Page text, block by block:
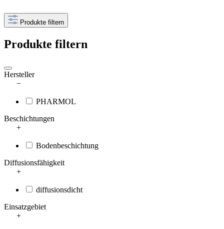
Produkte filtern
Produkte filtern
Hersteller
−
PHARMOL
Beschichtungen
+
Bodenbeschichtung
Diffusionsfähigkeit
+
diffusionsdicht
Einsatzgebiet
+